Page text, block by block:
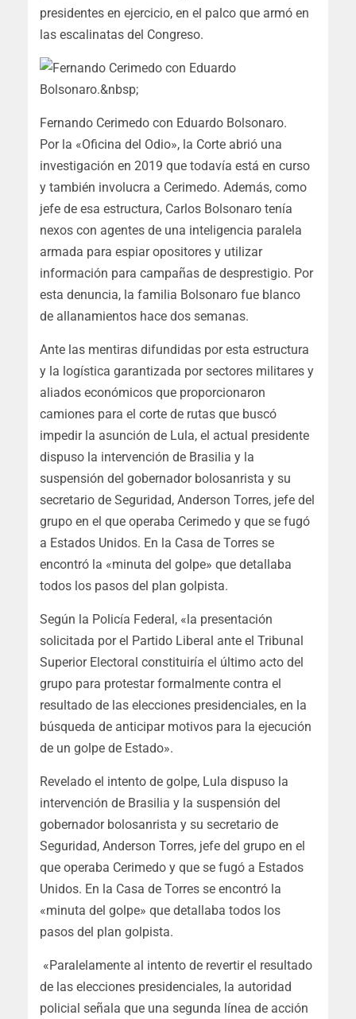
presidentes en ejercicio, en el palco que armó en
las escalinatas del Congreso.
Fernando Cerimedo con Eduardo Bolsonaro.
Por la «Oficina del Odio», la Corte abrió una
investigación en 2019 que todavía está en curso
y también involucra a Cerimedo. Además, como
jefe de esa estructura, Carlos Bolsonaro tenía
nexos con agentes de una inteligencia paralela
armada para espiar opositores y utilizar
información para campañas de desprestigio. Por
esta denuncia, la familia Bolsonaro fue blanco
de allanamientos hace dos semanas.
Ante las mentiras difundidas por esta estructura
y la logística garantizada por sectores militares y
aliados económicos que proporcionaron
camiones para el corte de rutas que buscó
impedir la asunción de Lula, el actual presidente
dispuso la intervención de Brasilia y la
suspensión del gobernador bolosanrista y su
secretario de Seguridad, Anderson Torres, jefe del
grupo en el que operaba Cerimedo y que se fugó
a Estados Unidos. En la Casa de Torres se
encontró la «minuta del golpe» que detallaba
todos los pasos del plan golpista.
Según la Policía Federal, «la presentación
solicitada por el Partido Liberal ante el Tribunal
Superior Electoral constituiría el último acto del
grupo para protestar formalmente contra el
resultado de las elecciones presidenciales, en la
búsqueda de anticipar motivos para la ejecución
de un golpe de Estado».
Revelado el intento de golpe, Lula dispuso la
intervención de Brasilia y la suspensión del
gobernador bolosanrista y su secretario de
Seguridad, Anderson Torres, jefe del grupo en el
que operaba Cerimedo y que se fugó a Estados
Unidos. En la Casa de Torres se encontró la
«minuta del golpe» que detallaba todos los
pasos del plan golpista.
«Paralelamente al intento de revertir el resultado
de las elecciones presidenciales, la autoridad
policial señala que una segunda línea de acción